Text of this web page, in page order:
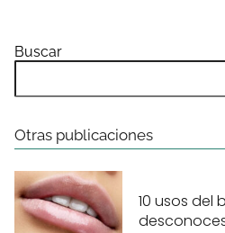
Buscar
Otras publicaciones
10 usos del